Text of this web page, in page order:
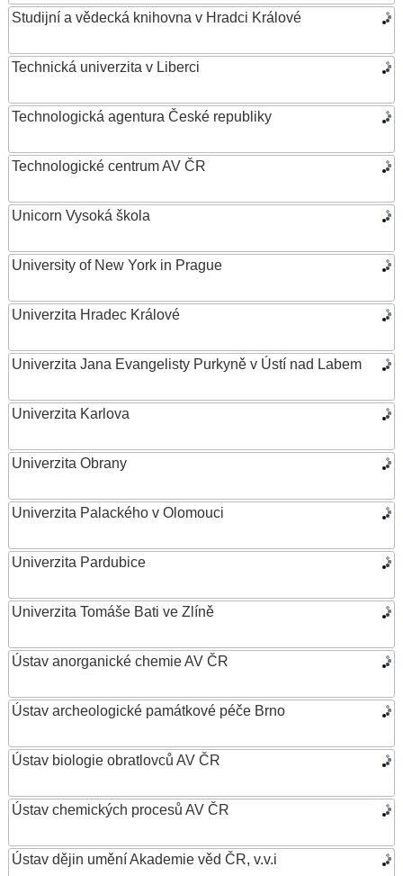
Studijní a vědecká knihovna v Hradci Králové
Technická univerzita v Liberci
Technologická agentura České republiky
Technologické centrum AV ČR
Unicorn Vysoká škola
University of New York in Prague
Univerzita Hradec Králové
Univerzita Jana Evangelisty Purkyně v Ústí nad Labem
Univerzita Karlova
Univerzita Obrany
Univerzita Palackého v Olomouci
Univerzita Pardubice
Univerzita Tomáše Bati ve Zlíně
Ústav anorganické chemie AV ČR
Ústav archeologické památkové péče Brno
Ústav biologie obratlovců AV ČR
Ústav chemických procesů AV ČR
Ústav dějin umění Akademie věd ČR, v.v.i